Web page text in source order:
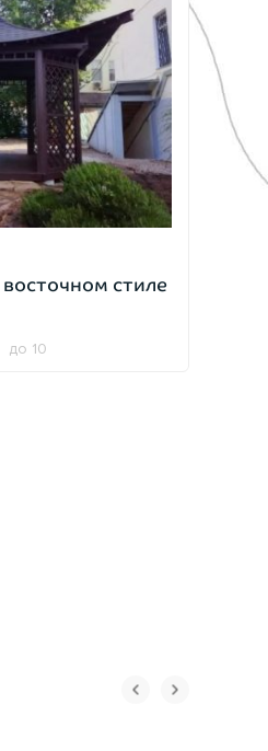
восточном стиле
до 10